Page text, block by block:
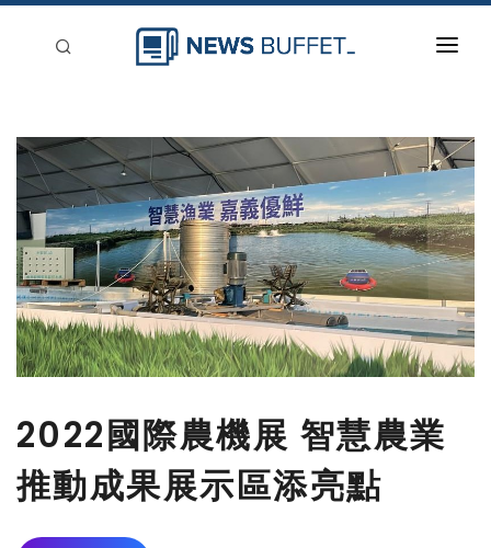
新聞稿分類
登入
刊登
2022國際農機展 智慧農業
推動成果展示區添亮點